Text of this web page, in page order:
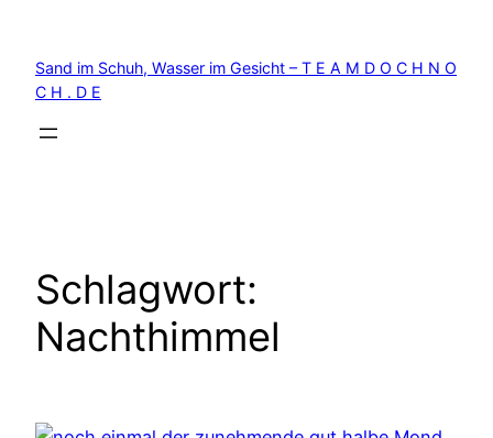
springen
Sand im Schuh, Wasser im Gesicht – T E A M D O C H N O
C H . D E
Schlagwort:
Nachthimmel